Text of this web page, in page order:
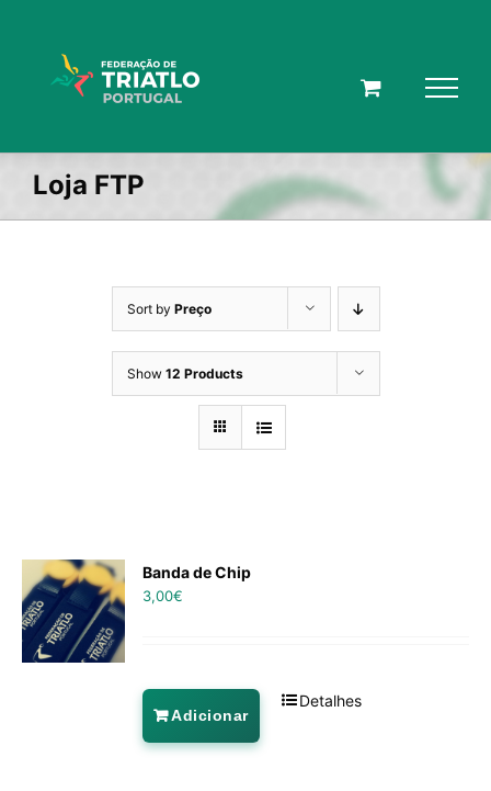
Loja FTP
Sort by Preço
Show 12 Products
Banda de Chip
3,00€
Adicionar
Detalhes